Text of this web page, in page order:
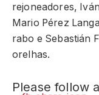
rejoneadores,
Mario Pérez
rabo e Sebastián
orelhas.
Please follow